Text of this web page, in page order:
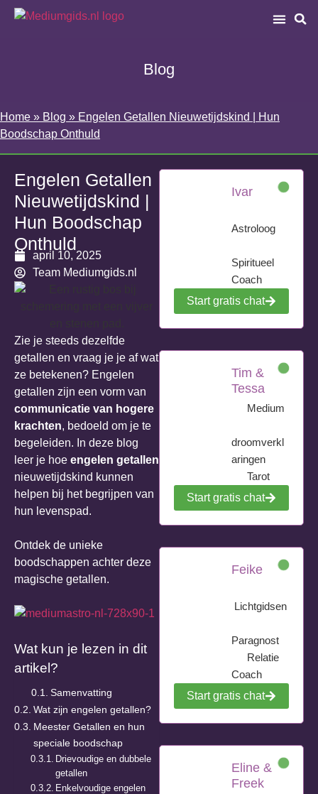
Blog
Home » Blog » Engelen Getallen Nieuwetijdskind | Hun
Boodschap Onthuld
Engelen Getallen
Nieuwetijdskind |
Hun Boodschap
Onthuld
april 10, 2025
Team Mediumgids.nl
Zie je steeds dezelfde
getallen en vraag je je af wat
ze betekenen? Engelen
getallen zijn een vorm van
communicatie van hogere
krachten, bedoeld om je te
begeleiden. In deze blog
leer je hoe engelen getallen
nieuwetijdskind kunnen
helpen bij het begrijpen van
hun levenspad.
Ontdek de unieke
boodschappen achter deze
magische getallen.
Wat kun je lezen in dit
artikel?
Samenvatting
Wat zijn engelen getallen?
Meester Getallen en hun
speciale boodschap
Drievoudige en dubbele
getallen
Enkelvoudige engelen
Ivar
Astroloog
Spiritueel
Coach
Start gratis chat
Tim &
Tessa
Medium
droomverkl
aringen
Tarot
Start gratis chat
Feike
Lichtgidsen
Paragnost
Relatie
Coach
Start gratis chat
Eline &
Freek